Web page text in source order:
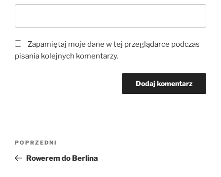
Zapamiętaj moje dane w tej przeglądarce podczas
pisania kolejnych komentarzy.
Poprzedni
wpis
POPRZEDNI
Rowerem do Berlina